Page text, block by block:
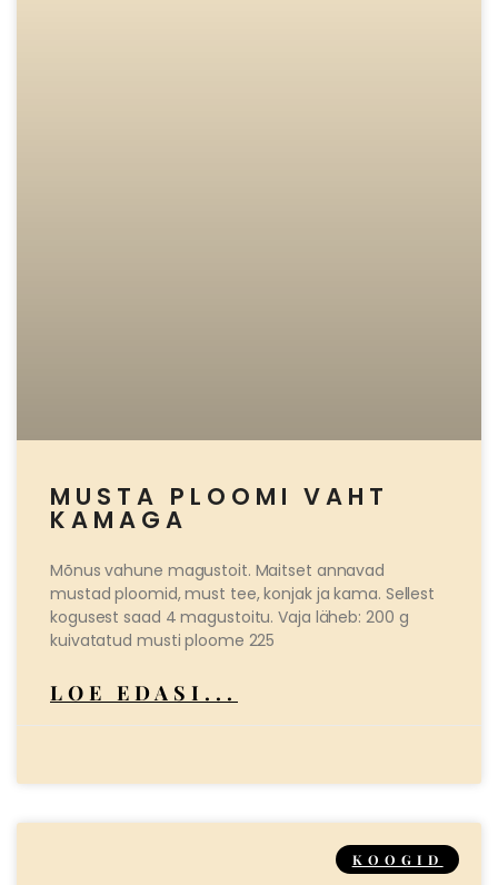
MUSTA PLOOMI VAHT
KAMAGA
Mõnus vahune magustoit. Maitset annavad
mustad ploomid, must tee, konjak ja kama. Sellest
kogusest saad 4 magustoitu. Vaja läheb: 200 g
kuivatatud musti ploome 225
LOE EDASI...
KOOGID